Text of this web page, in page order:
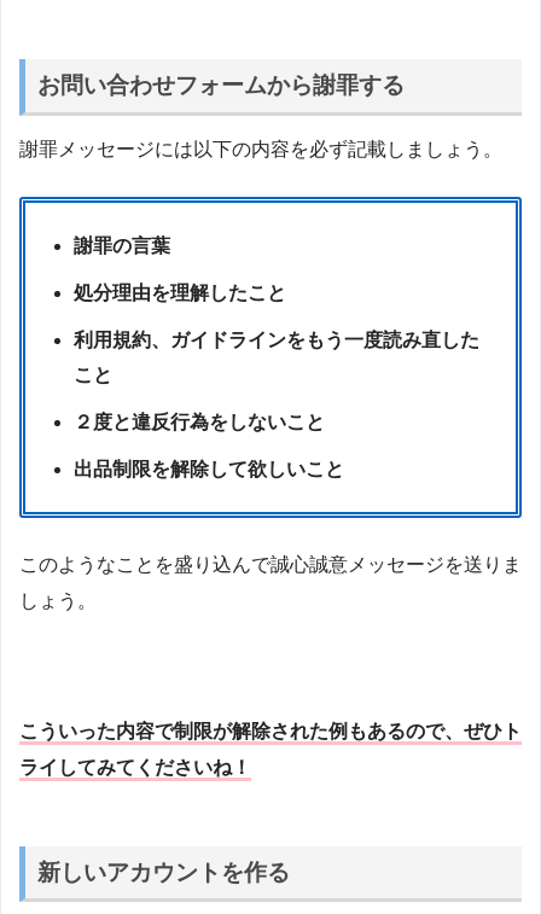
お問い合わせフォームから謝罪する
謝罪メッセージには以下の内容を必ず記載しましょう。
謝罪の言葉
処分理由を理解したこと
利用規約、ガイドラインをもう一度読み直した
こと
２度と違反行為をしないこと
出品制限を解除して欲しいこと
このようなことを盛り込んで誠心誠意メッセージを送りま
しょう。
こういった内容で制限が解除された例もあるので、ぜひト
ライしてみてくださいね！
新しいアカウントを作る